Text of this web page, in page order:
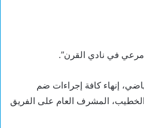
مرعي في نادي القرن”.
إنهاء كافة إجراءات ضم
المشرف العام على الفريق